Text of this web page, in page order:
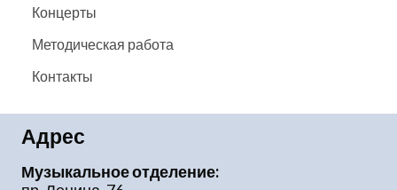
Концерты
Методическая работа
Контакты
Адрес
Музыкальное отделение: